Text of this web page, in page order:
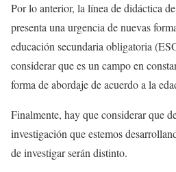
Por lo anterior, la línea de didáctica
presenta una urgencia de nuevas
educación secundaria obligatoria
considerar que es un campo en
forma de abordaje de acuerdo a la
Finalmente, hay que considerar que
investigación que estemos
de investigar serán distinto.